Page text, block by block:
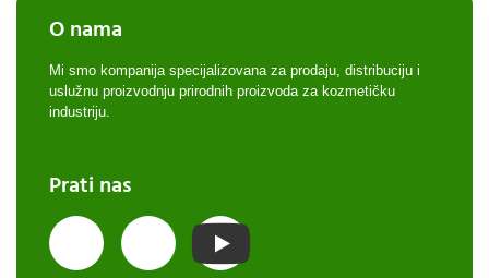
O nama
Mi smo kompanija specijalizovana za prodaju, distribuciju i
uslužnu proizvodnju prirodnih proizvoda za kozmetičku
industriju.
Prati nas